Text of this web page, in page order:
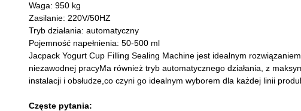
Waga: 950 kg
Zasilanie: 220V/50HZ
Tryb działania: automatyczny
Pojemność napełnienia: 50-500 ml
Jacpack Yogurt Cup Filling Sealing Machine jest idealnym
niezawodnej pracyMa również tryb automatycznego działania, z
instalacji i obsłudze,co czyni go idealnym wyborem dla każdej linii
Częste pytania: